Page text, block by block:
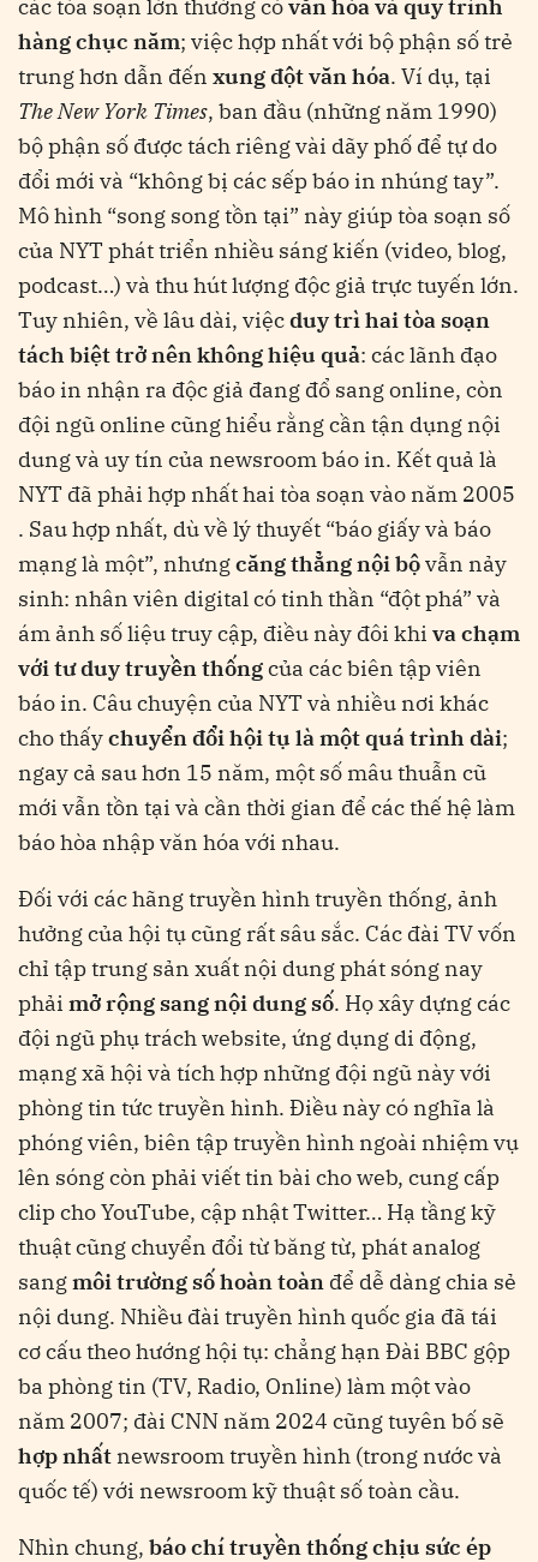
các tòa soạn lớn thường cóvăn hóa và quy trình
hàng chục năm; việc hợp nhất với bộ phận số trẻ
trung hơn dẫn đến xung đột văn hóa. Ví dụ, tại
The New York Times, ban đầu (những năm 1990)
bộ phận số được tách riêng vài dãy phố để tự do
đổi mới và “không bị các sếp báo in nhúng tay”​.
Mô hình “song song tồn tại” này giúp tòa soạn số
của NYT phát triển nhiều sáng kiến (video, blog,
podcast…) và thu hút lượng độc giả trực tuyến lớn​.
Tuy nhiên, về lâu dài, việcduy trì hai tòa soạn
tách biệt trở nên không hiệu quả: các lãnh đạo
báo in nhận ra độc giả đang đổ sang online, còn
đội ngũ online cũng hiểu rằng cần tận dụng nội
dung và uy tín của newsroom báo in​. Kết quả là
NYT đã phải hợp nhất hai tòa soạn vào năm 2005​
. Sau hợp nhất, dù về lý thuyết “báo giấy và báo
mạng là một”, nhưngcăng thẳng nội bộvẫn nảy
sinh: nhân viên digital có tinh thần “đột phá” và
ám ảnh số liệu truy cập, điều này đôi khi va chạm
với tư duy truyền thốngcủa các biên tập viên
báo in​. Câu chuyện của NYT và nhiều nơi khác
cho thấychuyển đổi hội tụ là một quá trình dài;
ngay cả sau hơn 15 năm, một số mâu thuẫn cũ
mới vẫn tồn tại và cần thời gian để các thế hệ làm
báo hòa nhập văn hóa với nhau​.
Đối với các hãng truyền hình truyền thống, ảnh
hưởng của hội tụ cũng rất sâu sắc. Các đài TV vốn
chỉ tập trung sản xuất nội dung phát sóng nay
phải mở rộng sang nội dung số. Họ xây dựng các
đội ngũ phụ trách website, ứng dụng di động,
mạng xã hội và tích hợp những đội ngũ này với
phòng tin tức truyền hình. Điều này có nghĩa là
phóng viên, biên tập truyền hình ngoài nhiệm vụ
lên sóng còn phải viết tin bài cho web, cung cấp
clip cho YouTube, cập nhật Twitter… Hạ tầng kỹ
thuật cũng chuyển đổi từ băng từ, phát analog
sangmôi trường số hoàn toàn để dễ dàng chia sẻ
nội dung. Nhiều đài truyền hình quốc gia đã tái
cơ cấu theo hướng hội tụ: chẳng hạn Đài BBC gộp
ba phòng tin (TV, Radio, Online) làm một vào
năm 2007​; đài CNN năm 2024 cũng tuyên bố sẽ
hợp nhất newsroom truyền hình (trong nước và
quốc tế) với newsroom kỹ thuật số toàn cầu​.
Nhìn chung, báo chí truyền thống chịu sức ép